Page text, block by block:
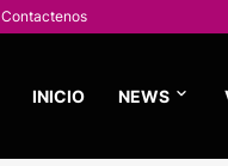
Contactenos
INICIO NEWS